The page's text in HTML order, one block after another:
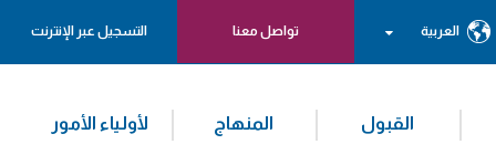
العربية تواصل معنا التسجيل عبر الإنترنت
القبول المنهاج لأولياء الأمور